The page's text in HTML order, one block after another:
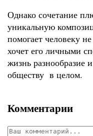
Однако сочетание
уникальную
помогает человеку
хочет его личными
жизнь разнообразие
обществу в целом.
Комментарии